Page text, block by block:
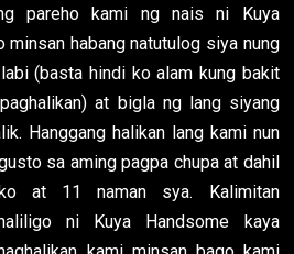
pareho kami ng nais ni Kuya
minsan habang natutulog siya nung
(basta hindi ko alam kung bakit
at bigla ng lang siyang
Hanggang halikan lang kami nun
sa aming pagpa chupa at dahil
at 11 naman sya. Kalimitan
ni Kuya Handsome kaya